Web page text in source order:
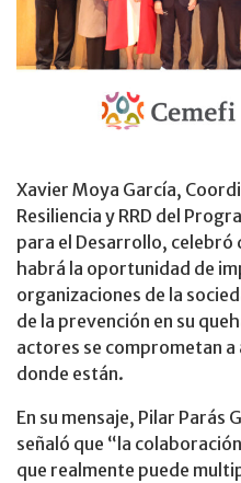
Xavier Moya García,
Resiliencia y RRD del
para el Desarrollo, celebró
habrá la oportunidad de
organizaciones de la
de la prevención en su
actores se comprometan
donde están.
En su mensaje, Pilar Parás
señaló que “la
que realmente puede